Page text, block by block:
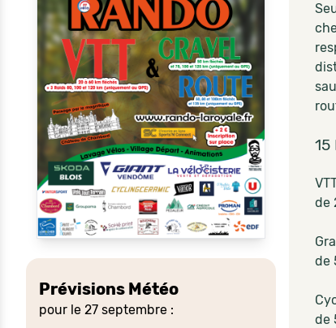
Prévisions Météo
pour le 27 septembre :
15
de
de
de